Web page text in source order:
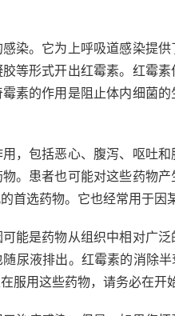
染。它为上呼吸道感染提
等形式开出红霉素。红霉
素的作用是阻止体内细菌
，包括恶心、腹泻、呕吐
。患者也可能对这些药物
首选药物。它也经常用于因
能是药物从组织中相对广
尿液排出。红霉素的消除
服用这些药物，请务必在开